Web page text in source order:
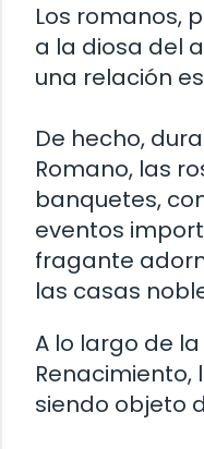
Los romanos,
a la diosa del
una relación
De hecho,
Romano, las
banquetes,
eventos
fragante
las casas
A lo largo de
Renacimiento,
siendo objeto